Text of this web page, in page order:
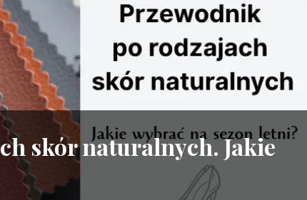
skór naturalnych. Jakie